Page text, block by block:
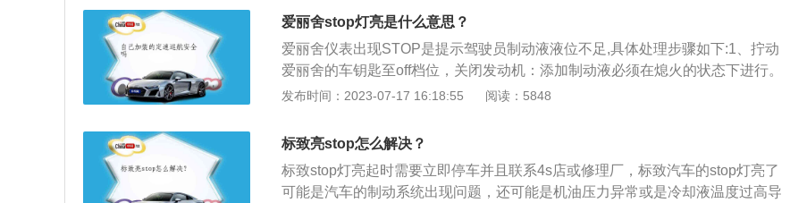
该警告灯与发动机发动机油压力、制动液液位低、防冻液溫度表和电子制动力分
配系统问题警告灯相连，大多数会和其他的某一报警灯与此同时点亮。
爱丽舍stop灯亮是什么意思？
爱丽舍仪表出现STOP是提示驾驶员制动液液位不足,具体处理步骤如下:1、拧动
爱丽舍的车钥匙至off档位，关闭发动机：添加制动液必须在熄火的状态下进行。
2、拉动发动机引擎盖开启开关的扳手，解锁发动机引擎盖。3、向上掀起发动机
用的制动液至MAX位置即可完成制动液的添加。
发布时间：2023-07-17 16:18:55 阅读：5848
标致亮stop怎么解决？
标致stop灯亮起时需要立即停车并且联系4s店或修理厂，标致汽车的stop灯亮了
可能是汽车的制动系统出现问题，还可能是机油压力异常或是冷却液温度过高导